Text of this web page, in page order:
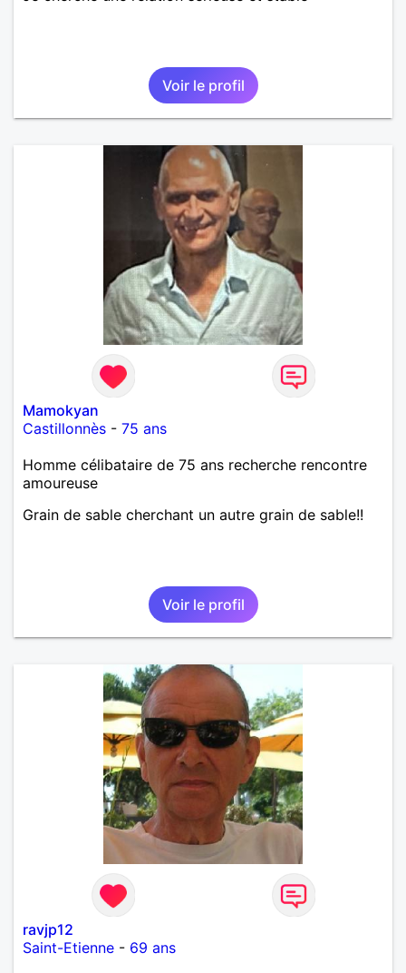
Voir le profil
Mamokyan
Castillonnès - 75 ans
Homme célibataire de 75 ans recherche rencontre
amoureuse
Grain de sable cherchant un autre grain de sable!!
Voir le profil
ravjp12
Saint-Etienne - 69 ans